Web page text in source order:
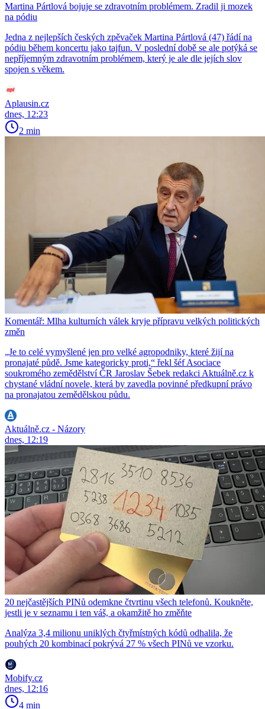
Martina Pártlová bojuje se zdravotním problémem. Zradil ji mozek
na pódiu
Jedna z nejlepších českých zpěvaček Martina Pártlová (47) řádí na
pódiu během koncertu jako tajfun. V poslední době se ale potýká se
nepříjemným zdravotním problémem, který je ale dle jejích slov
spojen s věkem.
Aplausin.cz
dnes, 12:23
2 min
Komentář: Mlha kulturních válek kryje přípravu velkých politických
změn
„Je to celé vymyšlené jen pro velké agropodniky, které žijí na
pronajaté půdě. Jsme kategoricky proti,“ řekl šéf Asociace
soukromého zemědělství ČR Jaroslav Šebek redakci Aktuálně.cz k
chystané vládní novele, která by zavedla povinné předkupní právo
na pronajatou zemědělskou půdu.
Aktuálně.cz - Názory
dnes, 12:19
20 nejčastějších PINů odemkne čtvrtinu všech telefonů. Koukněte,
jestli je v seznamu i ten váš, a okamžitě ho změňte
Analýza 3,4 milionu uniklých čtyřmístných kódů odhalila, že
pouhých 20 kombinací pokrývá 27 % všech PINů ve vzorku.
Mobify.cz
dnes, 12:16
4 min